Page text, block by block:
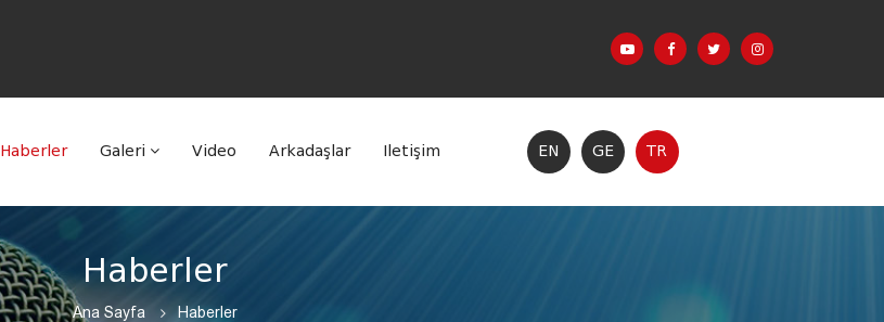
Haberler Galeri Video Arkadaşlar Iletişim EN GE TR
Haberler
Ana Sayfa Haberler